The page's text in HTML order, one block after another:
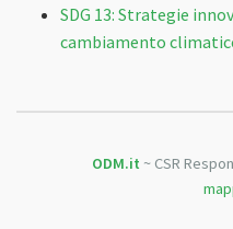
SDG 13: Strategie
cambiamento
ODM.it ~ CSR